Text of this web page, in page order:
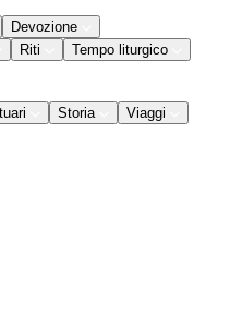
Devozione
Riti
Tempo liturgico
Storia Viaggi